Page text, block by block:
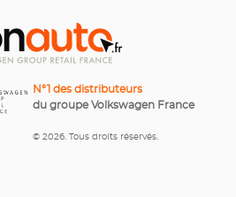
N°1 des distributeurs
du groupe Volkswagen France
© 2026. Tous droits réservés.